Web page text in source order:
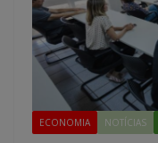
ECONOMIA NOTÍCIAS